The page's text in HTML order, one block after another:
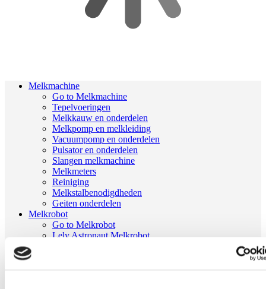
Melkmachine
Go to Melkmachine
Tepelvoeringen
Melkkauw en onderdelen
Melkpomp en melkleiding
Vacuumpomp en onderdelen
Pulsator en onderdelen
Slangen melkmachine
Melkmeters
Reiniging
Melkstalbenodigdheden
Geiten onderdelen
Melkrobot
Go to Melkrobot
Lely Astronaut Melkrobot